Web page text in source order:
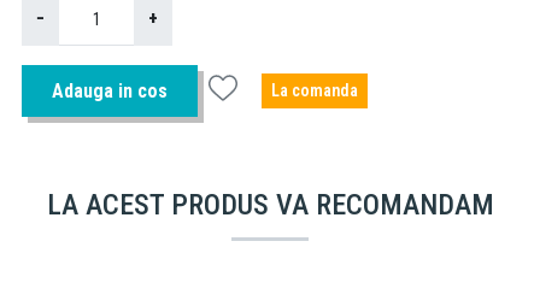
− +
Adauga in cos La comanda
LA ACEST PRODUS VA RECOMANDAM